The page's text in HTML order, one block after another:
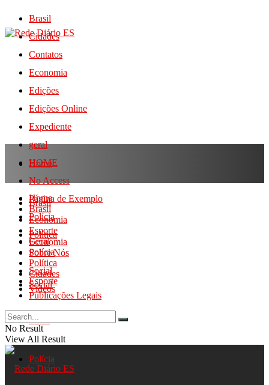
Brasil
Cidades
Contatos
Economia
Edições
Edições Online
Expediente
geral
HOME
No Access
Página de Exemplo
Polícia
Política
Sobre Nós
Social
Videos
Home
Brasil
Economia
Esporte
Geral
Polícia
Home
Brasil
Economia
Esporte
Geral
Polícia
Política
Cidades
Social
Publicações Legais
No Result
View All Result